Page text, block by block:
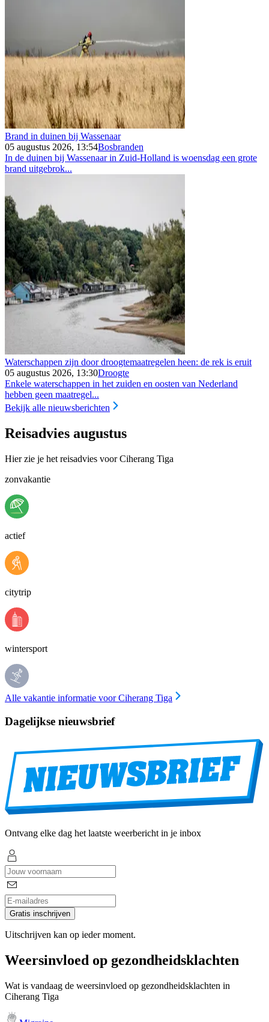
Brand in duinen bij Wassenaar
05 augustus 2026, 13:54Bosbranden
In de duinen bij Wassenaar in Zuid-Holland is woensdag een grote
brand uitgebrok...
Waterschappen zijn door droogtemaatregelen heen: de rek is eruit
05 augustus 2026, 13:30Droogte
Enkele waterschappen in het zuiden en oosten van Nederland
hebben geen maatregel...
Bekijk alle nieuwsberichten
Reisadvies augustus
Hier zie je het reisadvies voor Ciherang Tiga
zonvakantie
actief
citytrip
wintersport
Alle vakantie informatie voor Ciherang Tiga
Dagelijkse nieuwsbrief
Ontvang elke dag het laatste weerbericht in je inbox
Gratis inschrijven
Uitschrijven kan op ieder moment.
Weersinvloed op gezondheidsklachten
Wat is vandaag de weersinvloed op gezondheidsklachten in
Ciherang Tiga